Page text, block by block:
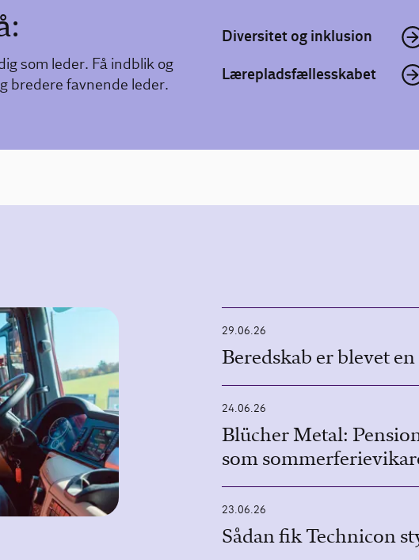
som leder. Få indblik og
bredere favnende leder.
Diversitet og inklusion
Lærepladsfællesskabet
29.06.26
Beredskab er blevet en
24.06.26
Blücher Metal:
som
23.06.26
Sådan fik Technicon